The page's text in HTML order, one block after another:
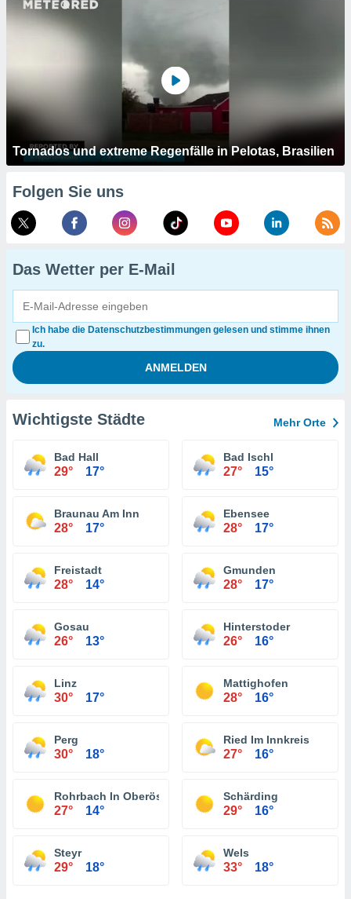
Tornados und extreme Regenfälle in Pelotas, Brasilien
Folgen Sie uns
Das Wetter per E-Mail
Ich habe die Datenschutzbestimmungen gelesen und stimme ihnen
zu.
Wichtigste Städte Mehr Orte
Bad Hall
29° 17°
Bad Ischl
27° 15°
Braunau Am Inn
28° 17°
Ebensee
28° 17°
Freistadt
28° 14°
Gmunden
28° 17°
Gosau
26° 13°
Hinterstoder
26° 16°
Linz
30° 17°
Mattighofen
28° 16°
Perg
30° 18°
Ried Im Innkreis
27° 16°
Rohrbach In Oberösterreich
27° 14°
Schärding
29° 16°
Steyr
29° 18°
Wels
33° 18°